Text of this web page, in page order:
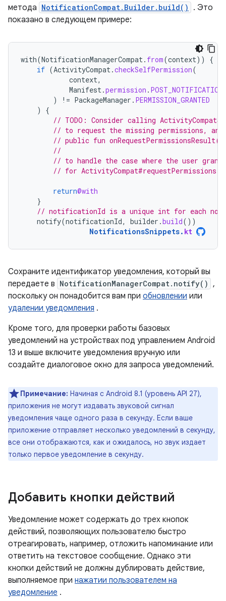
метода NotificationCompat.Builder.build()
. Это
показано в следующем примере:
with(NotificationManagerCompat. from(context))
{
if (ActivityCompat.checkSelfPermission(
context,
Manifest.permission .
)
!= PackageManager . PERMISSION_GRANTED
)
{
// TODO: Consider calling
// to request the missing permissions,
// public fun
//
// to handle the case where the user
// for ActivityCompat#requestPermissions
return@with
}
// notificationId is a unique int for each
notify(notificationId, builder .build())
NotificationsSnippets. kt
Сохраните идентификатор уведомления, который вы
передаете в NotificationManagerCompat.notify()
,
поскольку он понадобится вам при обновлении или
удалении уведомления .
Кроме того, для проверки работы базовых
уведомлений на устройствах под управлением Android
13 и выше включите уведомления вручную или
создайте диалоговое окно для запроса уведомлений.
Примечание: Начиная с Android 8.1 (уровень API 27),
приложения не могут издавать звуковой сигнал
уведомления чаще одного раза в секунду. Если ваше
приложение отправляет несколько уведомлений в секунду,
все они отображаются, как и ожидалось, но звук издает
только первое уведомление в секунду.
Добавить кнопки действий
Уведомление может содержать до трех кнопок
действий, позволяющих пользователю быстро
отреагировать, например, отложить напоминание или
ответить на текстовое сообщение. Однако эти
кнопки действий не должны дублировать действие,
выполняемое при нажатии пользователем на
уведомление .